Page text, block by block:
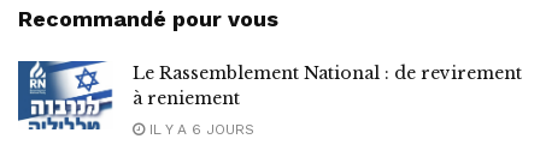
Recommandé pour vous
Le Rassemblement National : de revirement
à reniement
IL Y A 6 JOURS